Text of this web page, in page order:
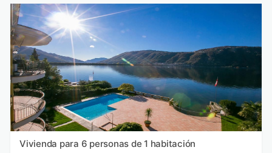
Vivienda para 6 personas de 1 habitación